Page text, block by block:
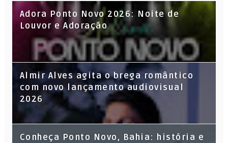
Adora Ponto Novo 2026: Noite de
Louvor e Adoração
Almir Alves agita o brega romântico
com novo lançamento audiovisual
2026
Conheça Ponto Novo, Bahia: história e